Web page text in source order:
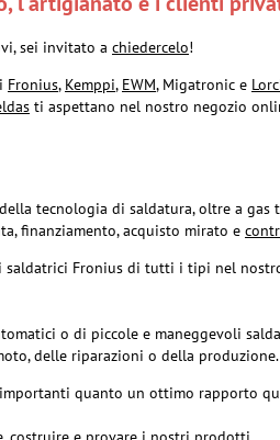
sei invitato a chiedercelo!
Fronius, Kemppi, EWM, Migatronic e
ti aspettano nel nostro negozio
tecnologia di saldatura, oltre a gas
finanziamento, acquisto mirato e
Fronius di tutti i tipi nel
o di piccole e maneggevoli
delle riparazioni o della produzione.
quanto un ottimo rapporto